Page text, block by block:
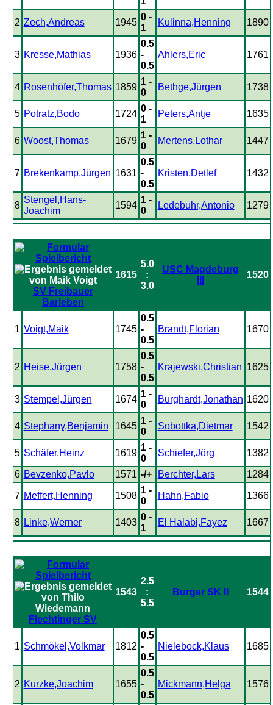
2 Zech,Andreas 1945
0 -
1
Kulinna,Henning 1890
3 Kresse,Mathias 1936
0.5
-
0.5
Ahlers,Eric 1761
4 Rosenhöfer,Thomas 1859
1 -
0
Bethge,Jürgen 1738
5 Potratz,Bodo 1724
0 -
1
Peters,Antje 1635
6 Woost,Thomas 1679
1 -
0
Mertens,Lothar 1447
7 Brekenkamp,Jürgen 1631
0.5
-
0.5
Kristen,Detlef 1432
8
Stengel,Hans-
Joachim
1594
1 -
0
Ledebuhr,Antonio 1279
SV Freibauer
Barleben
1615
5.0
:
3.0
USC Magdeburg
1520
1 Voigt,Maik 1745
0.5
-
0.5
Brandt,Florian 1670
2 Heise,Jürgen 1758
0.5
-
0.5
Krajewski,Christian 1625
3 Stempel,Jürgen 1674
1 -
0
Burghardt,Jonathan 1620
4 Stephany,Benjamin 1645
1 -
0
Sobottka,Dietmar 1542
5 Schäfer,Heinz 1619
1 -
0
Schiefer,Jörg 1382
6 Bevzenko,Pavlo 1571 -/+ Berchter,Lars 1284
7 Meffert,Henning 1508
1 -
0
Hahn,Fabio 1366
8 Linke,Werner 1403
0 -
1
El Halabi,Fayez 1667
Flechtinger SV
1543
2.5
:
5.5
Burger SK II 1544
1 Schmökel,Volkmar 1812
0.5
-
0.5
Nielebock,Klaus 1685
2 Kurzke,Joachim 1655
0.5
-
0.5
Mickmann,Helga 1576